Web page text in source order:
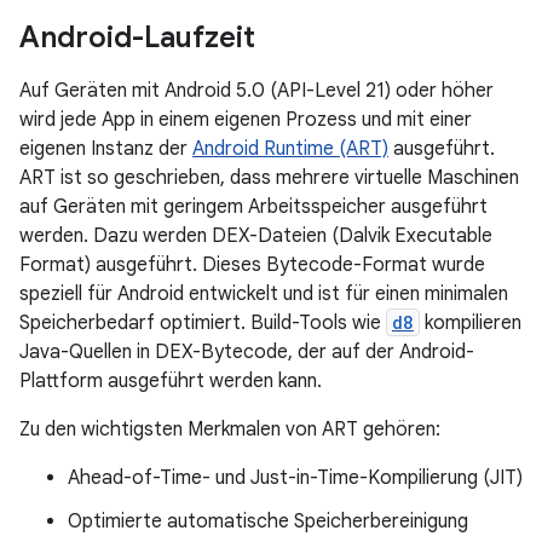
Android-Laufzeit
Auf Geräten mit Android 5.0 (API-Level 21) oder höher
wird jede App in einem eigenen Prozess und mit einer
eigenen Instanz der Android Runtime (ART) ausgeführt.
ART ist so geschrieben, dass mehrere virtuelle Maschinen
auf Geräten mit geringem Arbeitsspeicher ausgeführt
werden. Dazu werden DEX-Dateien (Dalvik Executable
Format) ausgeführt. Dieses Bytecode-Format wurde
speziell für Android entwickelt und ist für einen minimalen
Speicherbedarf optimiert. Build-Tools wie d8
kompilieren
Java-Quellen in DEX-Bytecode, der auf der Android-
Plattform ausgeführt werden kann.
Zu den wichtigsten Merkmalen von ART gehören:
Ahead-of-Time- und Just-in-Time-Kompilierung (JIT)
Optimierte automatische Speicherbereinigung